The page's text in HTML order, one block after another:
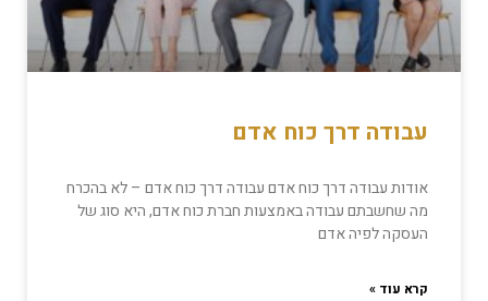
עבודה דרך כוח אדם
אודות עבודה דרך כוח אדם עבודה דרך כוח אדם – לא בהכרח
מה שחשבתם עבודה באמצעות חברת כוח אדם, היא סוג של
העסקה לפיה אדם
קרא עוד »